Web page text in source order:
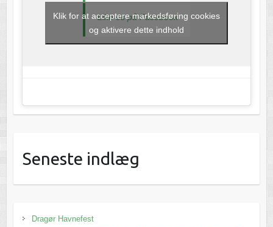
Like os på Facebook
Klik for at acceptere markedsføring cookies
og aktivere dette indhold
Seneste indlæg
Dragør Havnefest